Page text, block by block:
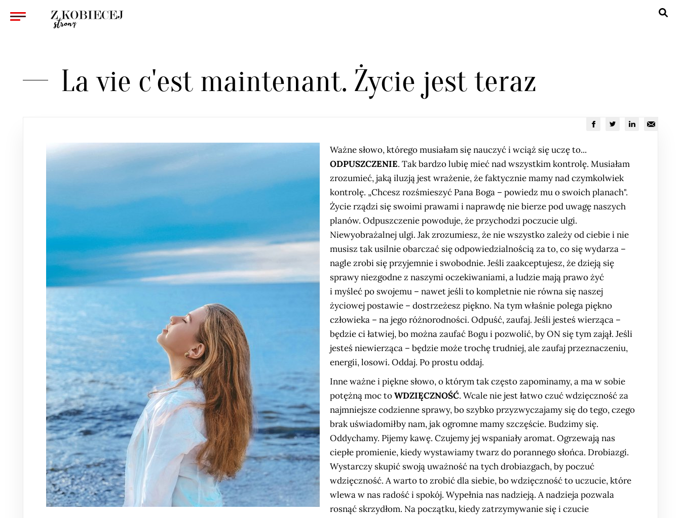
REKLAMA
OSTATNIE WYDANIA
La vie c'est maintenant. Życie jest teraz
Ważne słowo, którego musiałam się nauczyć i wciąż się uczę to...
ODPUSZCZENIE. Tak bardzo lubię mieć nad wszystkim kontrolę. Musiałam
zrozumieć, jaką iluzją jest wrażenie, że faktycznie mamy nad czymkolwiek
kontrolę. „Chcesz rozśmieszyć Pana Boga – powiedz mu o swoich planach".
Życie rządzi się swoimi prawami i naprawdę nie bierze pod uwagę naszych
planów. Odpuszczenie powoduje, że przychodzi poczucie ulgi.
Niewyobrażalnej ulgi. Jak zrozumiesz, że nie wszystko zależy od ciebie i nie
musisz tak usilnie obarczać się odpowiedzialnością za to, co się wydarza –
nagle zrobi się przyjemnie i swobodnie. Jeśli zaakceptujesz, że dzieją się
sprawy niezgodne z naszymi oczekiwaniami, a ludzie mają prawo żyć
i myśleć po swojemu – nawet jeśli to kompletnie nie równa się naszej
życiowej postawie – dostrzeżesz piękno. Na tym właśnie polega piękno
człowieka – na jego różnorodności. Odpuść, zaufaj. Jeśli jesteś wierząca –
będzie ci łatwiej, bo można zaufać Bogu i pozwolić, by ON się tym zajął. Jeśli
jesteś niewierząca – będzie może trochę trudniej, ale zaufaj przeznaczeniu,
energii, losowi. Oddaj. Po prostu oddaj.
Inne ważne i piękne słowo, o którym tak często zapominamy, a ma w sobie
potężną moc toWDZIĘCZNOŚĆ. Wcale nie jest łatwo czuć wdzięczność za
najmniejsze codzienne sprawy, bo szybko przyzwyczajamy się do tego, czego
brak uświadomiłby nam, jak ogromne mamy szczęście. Budzimy się.
Oddychamy. Pijemy kawę. Czujemy jej wspaniały aromat. Ogrzewają nas
ciepłe promienie, kiedy wystawiamy twarz do porannego słońca. Drobiazgi.
Wystarczy skupić swoją uważność na tych drobiazgach, by poczuć
wdzięczność. A warto to zrobić dla siebie, bo wdzięczność to uczucie, które
wlewa w nas radość i spokój. Wypełnia nas nadzieją. A nadzieja pozwala
rosnąć skrzydłom. Na początku, kiedy zatrzymywanie się i czucie